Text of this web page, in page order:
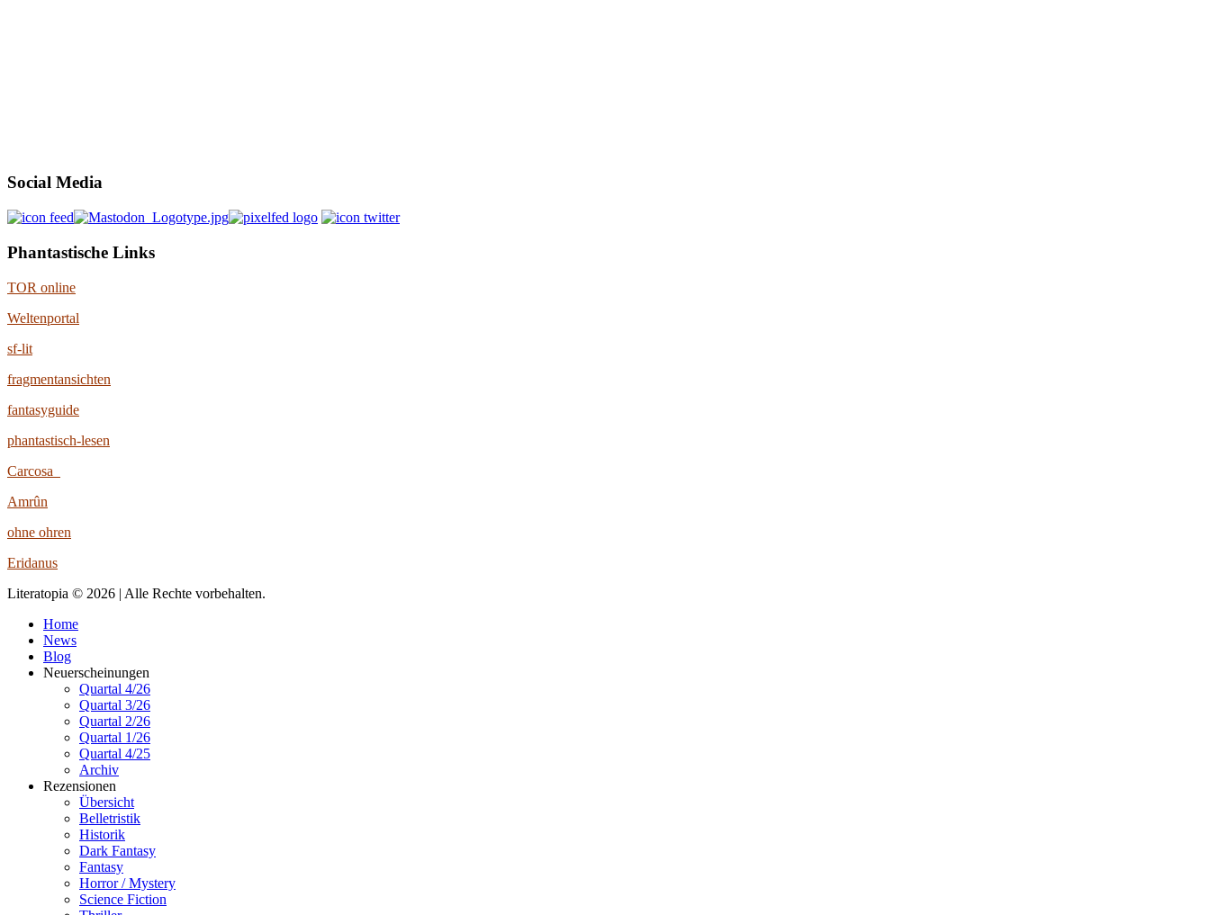
Social Media
Phantastische Links
TOR online
Weltenportal
sf-lit
fragmentansichten
fantasyguide
phantastisch-lesen
Carcosa
Amrûn
ohne ohren
Eridanus
Literatopia © 2026 | Alle Rechte vorbehalten.
Home
News
Blog
Neuerscheinungen
Quartal 4/26
Quartal 3/26
Quartal 2/26
Quartal 1/26
Quartal 4/25
Archiv
Rezensionen
Übersicht
Belletristik
Historik
Dark Fantasy
Fantasy
Horror / Mystery
Science Fiction